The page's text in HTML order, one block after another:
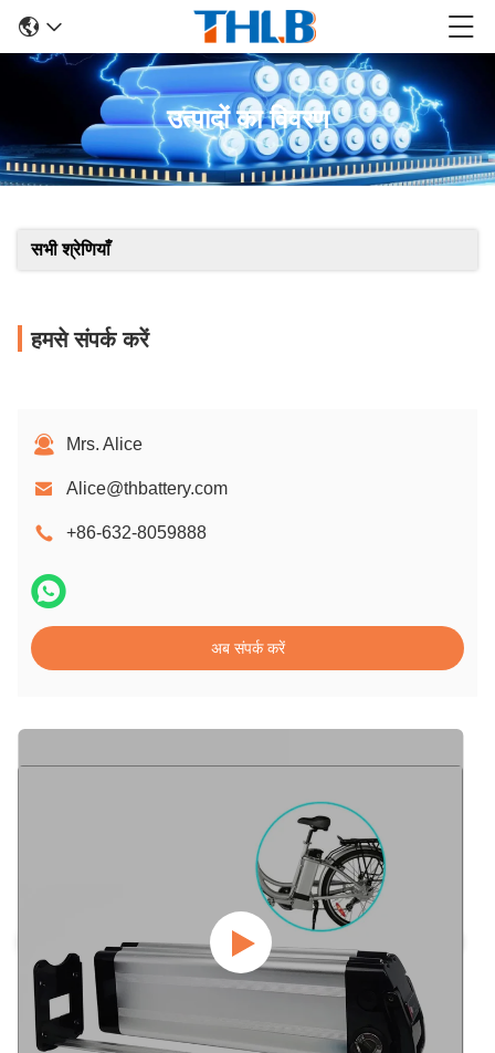
उत्पादों का विवरण
सभी श्रेणियाँ
हमसे संपर्क करें
Mrs. Alice
Alice@thbattery.com
+86-632-8059888
अब संपर्क करें